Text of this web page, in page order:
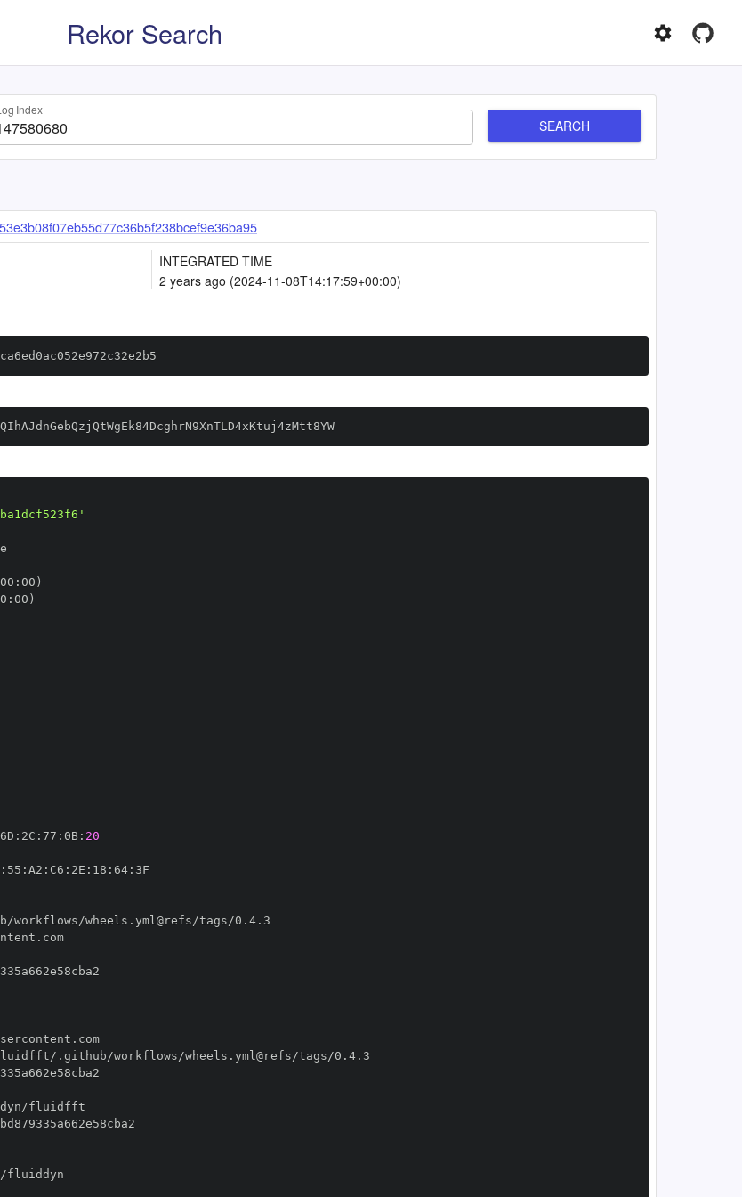
Rekor Search
Index
SEARCH
INTEGRATED TIME
2 years ago (2024-11-08T14:17:59+00:00)
:
:
6D : 2C : 77 : 0B: 20
: 55 : A2 : C6 : 2E : 18 : 64:
//token.actions.githubusercontent.com
//token.actions.githubusercontent.com